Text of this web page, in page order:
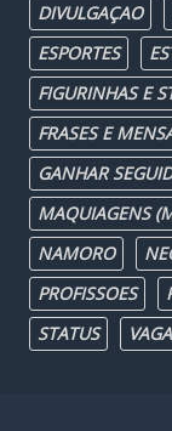
DIVULGAÇAO
ESPORTES
FIGURINHAS E
FRASES E
GANHAR
MAQUIAGENS
NAMORO
PROFISSOES
STATUS